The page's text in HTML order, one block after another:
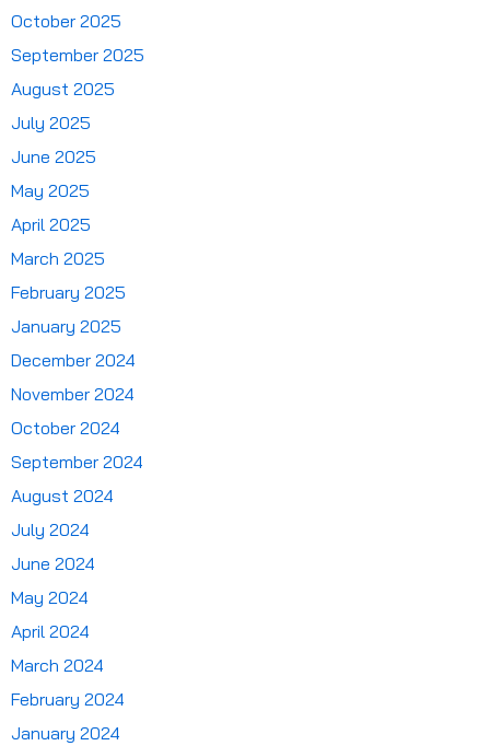
October 2025
September 2025
August 2025
July 2025
June 2025
May 2025
April 2025
March 2025
February 2025
January 2025
December 2024
November 2024
October 2024
September 2024
August 2024
July 2024
June 2024
May 2024
April 2024
March 2024
February 2024
January 2024